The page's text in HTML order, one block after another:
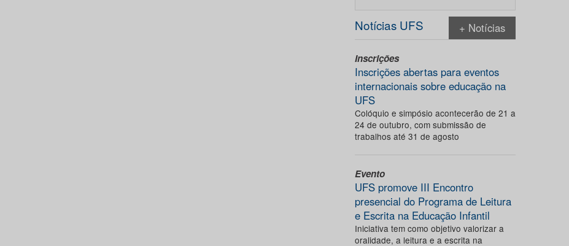
Notícias UFS + Notícias
Inscrições
Inscrições abertas para eventos
internacionais sobre educação na
UFS
Colóquio e simpósio acontecerão de 21 a
24 de outubro, com submissão de
trabalhos até 31 de agosto
Evento
UFS promove III Encontro
presencial do Programa de Leitura
e Escrita na Educação Infantil
Iniciativa tem como objetivo valorizar a
oralidade, a leitura e a escrita na